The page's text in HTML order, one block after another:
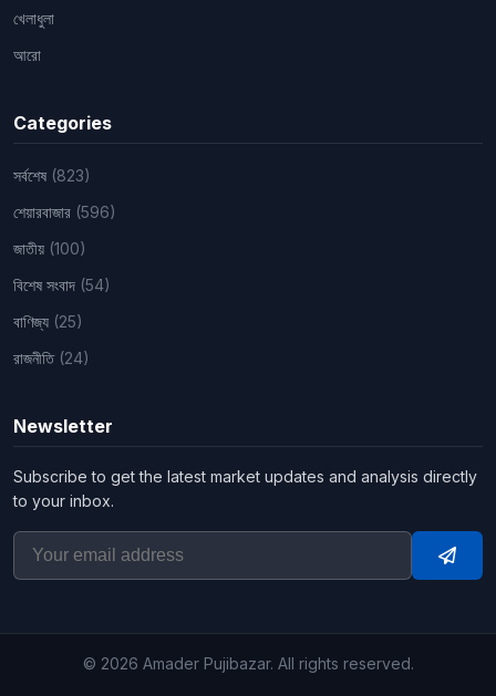
খেলাধুলা
আরো
Categories
সর্বশেষ (823)
শেয়ারবাজার (596)
জাতীয় (100)
বিশেষ সংবাদ (54)
বাণিজ্য (25)
রাজনীতি (24)
Newsletter
Subscribe to get the latest market updates and analysis directly
to your inbox.
© 2026 Amader Pujibazar. All rights reserved.